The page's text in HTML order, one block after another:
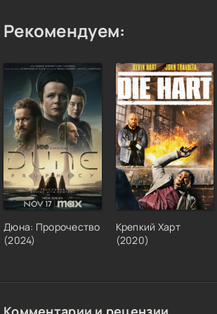
Рекомендуем:
Дюна: Пророчество
(2024)
Крепкий Харт
(2020)